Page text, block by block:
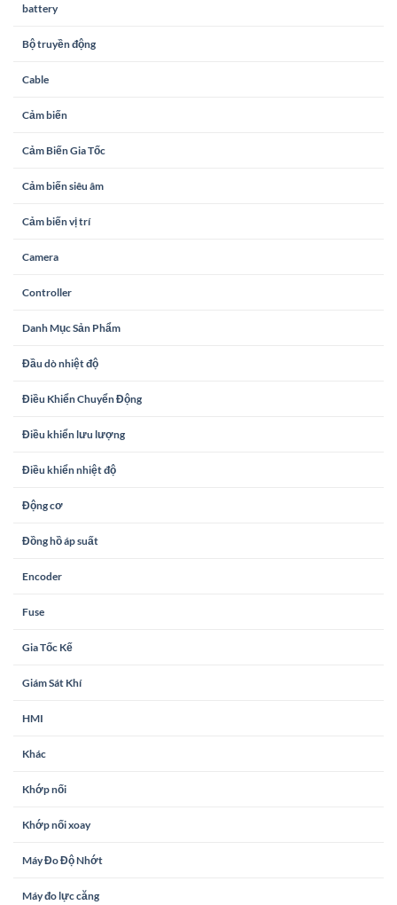
battery
Bộ truyền động
Cable
Cảm biến
Cảm Biến Gia Tốc
Cảm biến siêu âm
Cảm biến vị trí
Camera
Controller
Danh Mục Sản Phẩm
Đầu dò nhiệt độ
Điều Khiển Chuyển Động
Điều khiển lưu lượng
Điều khiển nhiệt độ
Động cơ
Đồng hồ áp suất
Encoder
Fuse
Gia Tốc Kế
Giám Sát Khí
HMI
Khác
Khớp nối
Khớp nối xoay
Máy Đo Độ Nhớt
Máy đo lực căng